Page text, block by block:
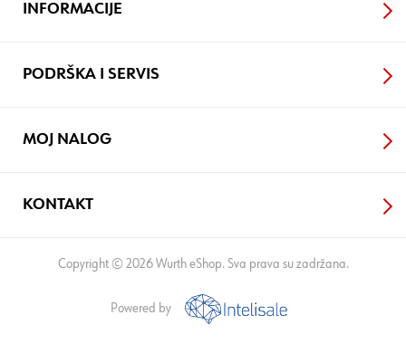
INFORMACIJE
PODRŠKA I SERVIS
MOJ NALOG
KONTAKT
Copyright © 2026 Wurth eShop. Sva prava su zadržana.
Powered by